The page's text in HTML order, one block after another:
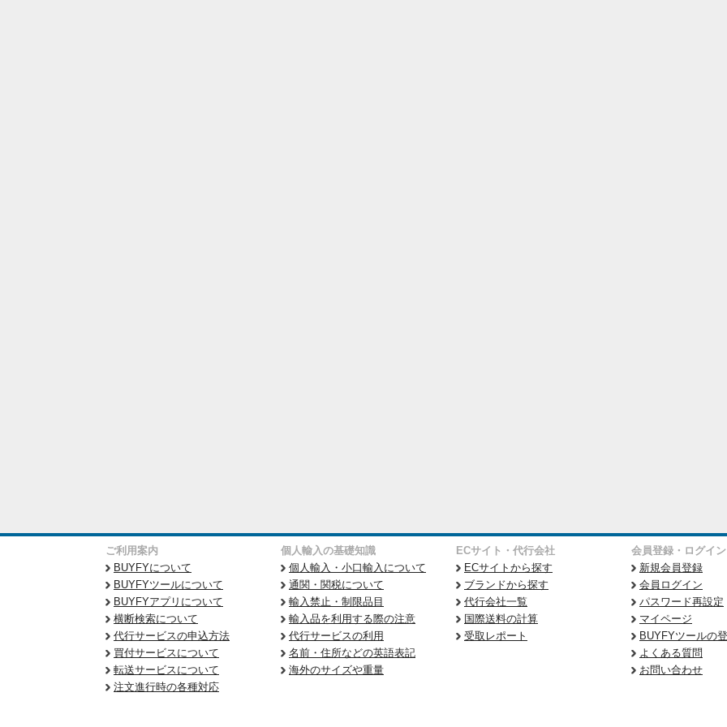
ご利用案内
BUYFYについて
BUYFYツールについて
BUYFYアプリについて
横断検索について
代行サービスの申込方法
買付サービスについて
転送サービスについて
注文進行時の各種対応
個人輸入の基礎知識
個人輸入・小口輸入について
通関・関税について
輸入禁止・制限品目
輸入品を利用する際の注意
代行サービスの利用
名前・住所などの英語表記
海外のサイズや重量
ECサイト・代行会社
ECサイトから探す
ブランドから探す
代行会社一覧
国際送料の計算
受取レポート
会員登録・ログイン
新規会員登録
会員ログイン
パスワード再設定
マイページ
BUYFYツールの
よくある質問
お問い合わせ